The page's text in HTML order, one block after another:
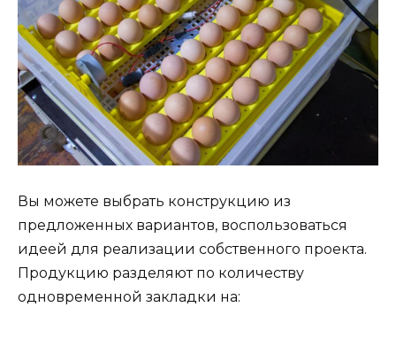
Вы можете выбрать конструкцию из
предложенных вариантов, воспользоваться
идеей для реализации собственного проекта.
Продукцию разделяют по количеству
одновременной закладки на: